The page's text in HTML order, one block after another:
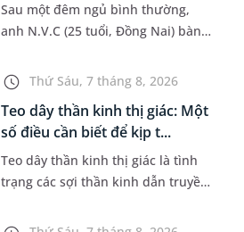
Sau một đêm ngủ bình thường,
anh N.V.C (25 tuổi, Đồng Nai) bàng
không thể vận động đi lại được. Kết
quả thăm khám tại Phòng...
Thứ Sáu, 7 tháng 8, 2026
Teo dây thần kinh thị giác: Một
số điều cần biết để kịp t...
Teo dây thần kinh thị giác là tình
trạng các sợi thần kinh dẫn truyền
thương và dần mất đi chức năng